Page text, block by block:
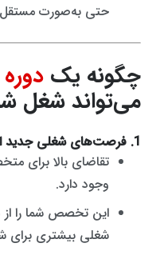
حتی به‌صورت مستقل
چگونه یک
می‌تواند شغل
1. فرصت‌های شغلی جدید ایجاد می‌کند:
تقاضای بالا برای
وجود دارد.
این تخصص شما را
شغلی بیشتری برای